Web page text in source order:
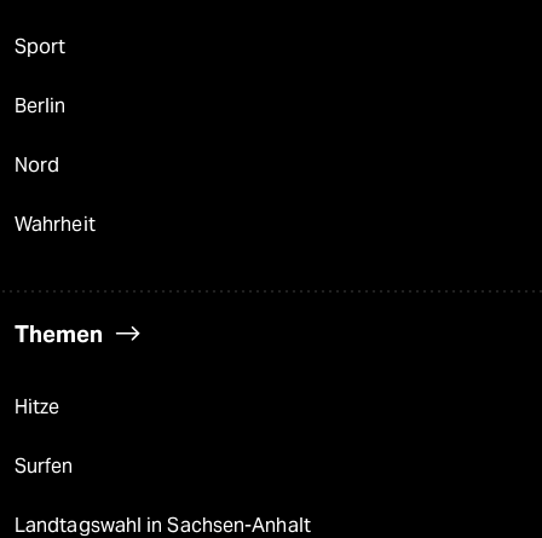
Sport
Berlin
Nord
Wahrheit
Themen
Hitze
Surfen
Landtagswahl in Sachsen-Anhalt